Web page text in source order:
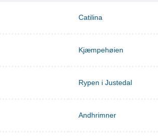
Catilina
Kjæmpehøien
Rypen i Justedal
Andhrimner